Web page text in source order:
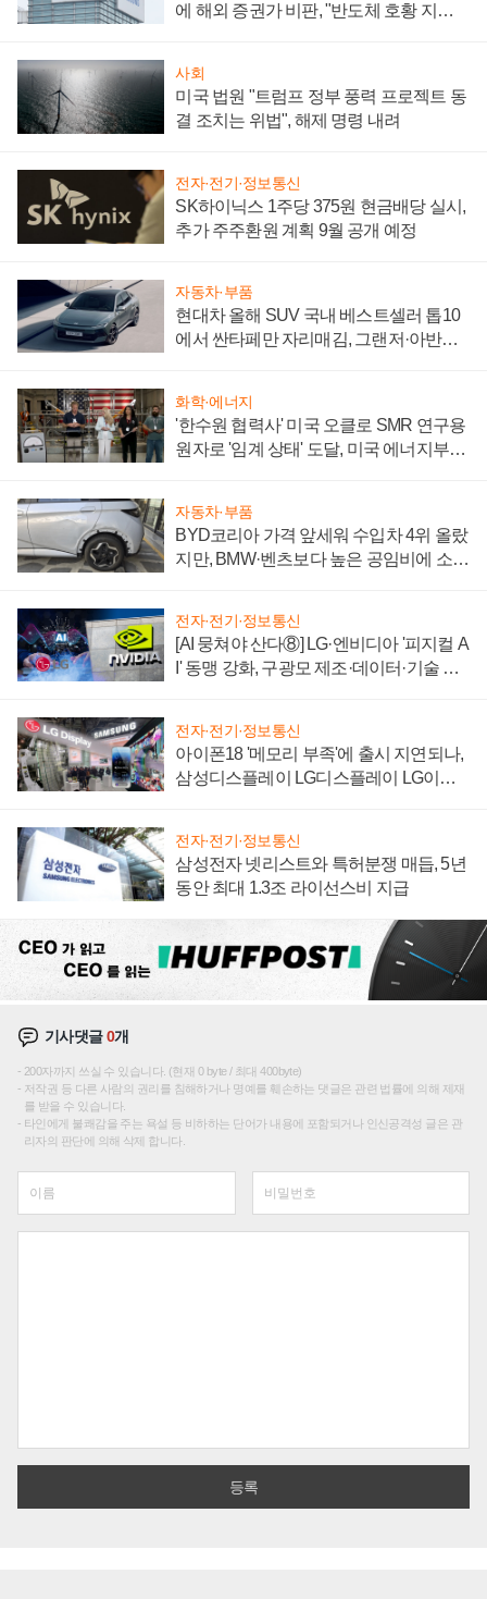
에 해외 증권가 비판, "반도체 호황 지속
사회
미국 법원 "트럼프 정부 풍력 프로젝트 동
결 조치는 위법", 해제 명령 내려
전자·전기·정보통신
SK하이닉스 1주당 375원 현금배당 실시,
추가 주주환원 계획 9월 공개 예정
자동차·부품
현대차 올해 SUV 국내 베스트셀러 톱10
에서 싼타페만 자리매김, 그랜저·아반떼
화학·에너지
'한수원 협력사' 미국 오클로 SMR 연구용
원자로 '임계 상태' 도달, 미국 에너지부
자동차·부품
BYD코리아 가격 앞세워 수입차 4위 올랐
지만, BMW·벤츠보다 높은 공임비에 소비
전자·전기·정보통신
[AI 뭉쳐야 산다⑧] LG·엔비디아 '피지컬 A
I' 동맹 강화, 구광모 제조·데이터·기술 결
전자·전기·정보통신
아이폰18 '메모리 부족'에 출시 지연되나,
삼성디스플레이 LG디스플레이 LG이노
전자·전기·정보통신
삼성전자 넷리스트와 특허분쟁 매듭, 5년
동안 최대 1.3조 라이선스비 지급
기사댓글0개
200자까지 쓰실 수 있습니다. (현재 0 byte / 최대 400byte)
저작권 등 다른 사람의 권리를 침해하거나 명예를 훼손하는 댓글은 관련 법률에 의해 제재
를 받을 수 있습니다.
타인에게 불쾌감을 주는 욕설 등 비하하는 단어가 내용에 포함되거나 인신공격성 글은 관
리자의 판단에 의해 삭제 합니다.